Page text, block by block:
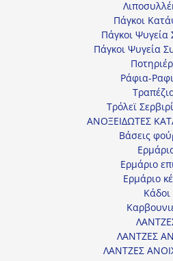
Πάγκοι
Πάγκοι
Πάγκοι Ψυγεία
Ράφια-
Τρόλεϊ
ΑΝΟΞΕΙΔΩΤΕΣ
Βάσεις
Ερμάριο
Ερμάριο
Κάδοι
ΛΑΝΤΖΕΣ
ΛΑΝΤΖΕΣ